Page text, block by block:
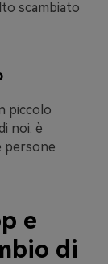
scambiato
piccolo
noi: è
persone
e
di